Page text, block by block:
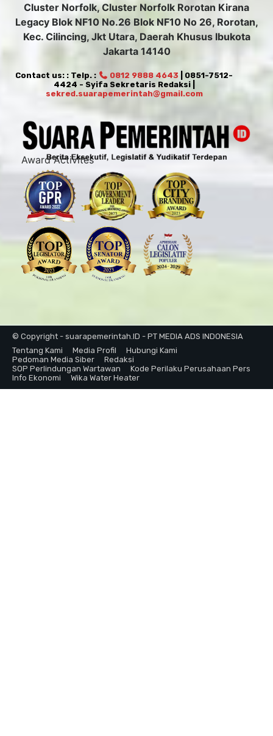
Cluster Norfolk, Cluster Norfolk Rorotan Kirana
Legacy Blok NF10 No.26 Blok NF10 No 26, Rorotan,
Kec. Cilincing, Jkt Utara, Daerah Khusus Ibukota
Jakarta 14140
Contact us: : Telp. : 0812 9888 4643 | 0851-7512-
4424 - Syifa Sekretaris Redaksi |
sekred.suarapemerintah@gmail.com
Award Activites
© Copyright - suarapemerintah.ID - PT MEDIA ADS INDONESIA
Tentang Kami
Media Profil
Hubungi Kami
Pedoman Media Siber
Redaksi
SOP Perlindungan Wartawan
Kode Perilaku Perusahaan Pers
Info Ekonomi
Wika Water Heater